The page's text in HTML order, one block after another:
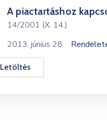
A piactartáshoz
14/2001 (X. 14.)
2013. június 28.
Letöltés